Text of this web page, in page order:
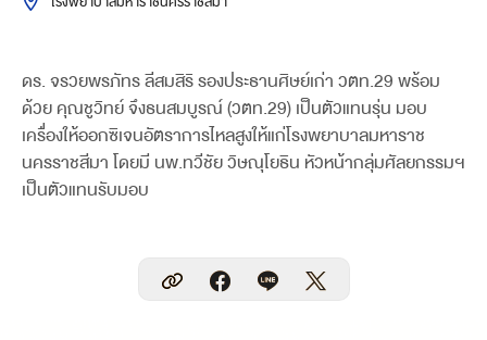
ดร. จรวยพรภัทร ลีสมสิริ รองประธานศิษย์เก่า วตท.29 พร้อม
ด้วย คุณชูวิทย์ จึงธนสมบูรณ์ (วตท.29) เป็นตัวแทนรุ่น มอบ
เครื่องให้ออกซิเจนอัตราการไหลสูงให้แก่โรงพยาบาลมหาราช
นครราชสีมา โดยมี นพ.ทวีชัย วิษณุโยธิน หัวหน้ากลุ่มศัลยกรรมฯ
เป็นตัวแทนรับมอบ